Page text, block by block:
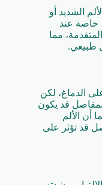
الشديد أو
خاصة عند
مما
طبيعي.
الدماغ، لكن
قد يكون
أن الألم
قد تؤثر على